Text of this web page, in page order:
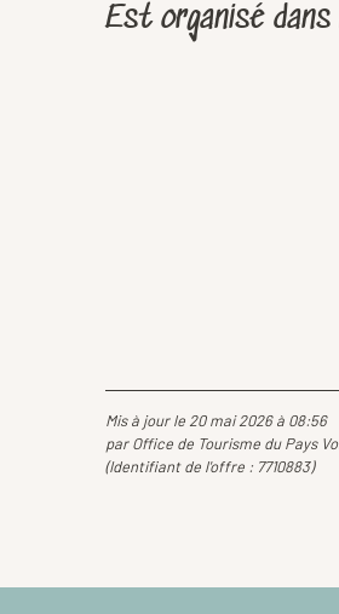
Est organisé dans
Mis à jour le 20 mai 2026 à 08:56
par Office de Tourisme du Pays
(Identifiant de l'offre : 7710883)